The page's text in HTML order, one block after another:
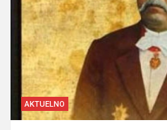
AKTUELNO